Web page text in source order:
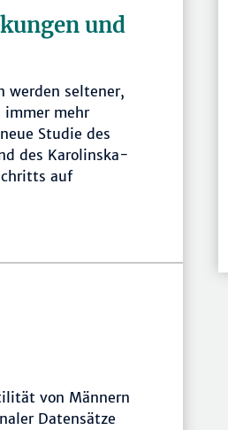
und
werden seltener,
immer mehr
Studie des
des Karolinska-
auf
von Männern
Datensätze